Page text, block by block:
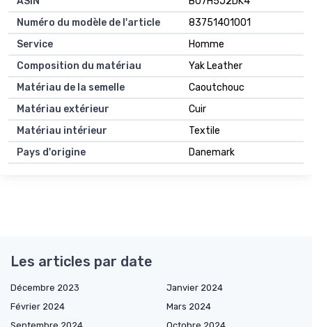
Numéro du modèle de l'article
83751401001
Service
Homme
Composition du matériau
Yak Leather
Matériau de la semelle
Caoutchouc
Matériau extérieur
Cuir
Matériau intérieur
Textile
Pays d'origine
Danemark
Les articles par date
Décembre 2023
Janvier 2024
Février 2024
Mars 2024